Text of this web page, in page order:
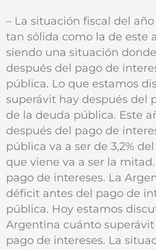
– La situación fiscal del
tan sólida como la de este
siendo una situación
después del pago de
pública. Lo que estamos
superávit hay después del
de la deuda pública. Este
después del pago de
pública va a ser de 3,2%
que viene va a ser la
pago de intereses. La
déficit antes del pago de
pública. Hoy estamos
Argentina cuánto
pago de intereses. La